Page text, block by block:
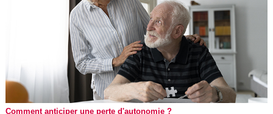
Comment anticiper une perte d'autonomie ?